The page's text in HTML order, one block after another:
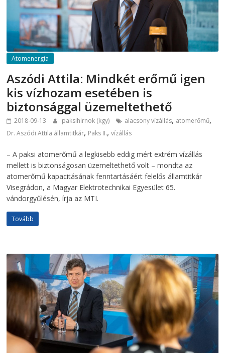
Atomenergia
Aszódi Attila: Mindkét erőmű igen
kis vízhozam esetében is
biztonsággal üzemeltethető
2018-09-13 paksihirnok (kgy) alacsony vízállás, atomerőmű,
Dr. Aszódi Attila államtitkár, Paks II.,vízállás
– A paksi atomerőmű a legkisebb eddig mért extrém vízállás
mellett is biztonságosan üzemeltethető volt – mondta az
atomerőmű kapacitásának fenntartásáért felelős államtitkár
Visegrádon, a Magyar Elektrotechnikai Egyesület 65.
vándorgyűlésén, írja az MTI.
Tovább